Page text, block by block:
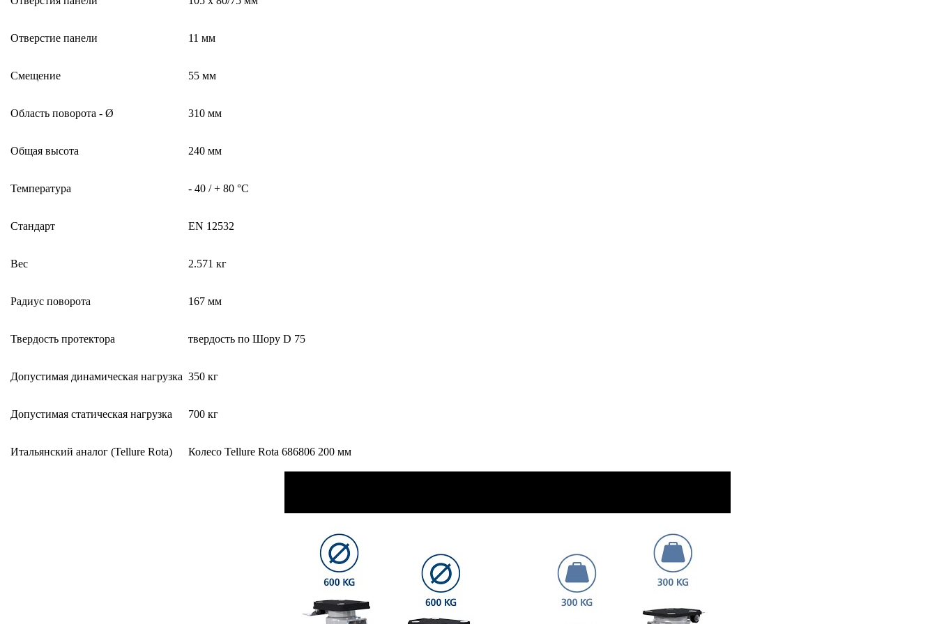
Отверстие панели 11 мм
Смещение 55 мм
Область поворота - Ø 310 мм
Общая высота 240 мм
Температура - 40 / + 80 °C
Стандарт EN 12532
Вес 2.571 кг
Радиус поворота 167 мм
Твердость протектора твердость по Шору D 75
Допустимая динамическая нагрузка 350 кг
Допустимая статическая нагрузка 700 кг
Итальянский аналог (Tellure Rota) Колесо Tellure Rota 686806 200 мм